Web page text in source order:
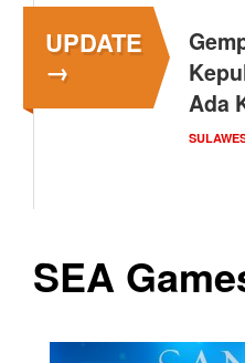
UPDATE
→
Ada
SEA